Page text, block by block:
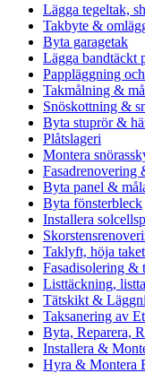
Lägga tegeltak,
Takbyte &
Byta garagetak
Lägga bandtäckt
Pappläggning
Takmålning &
Snöskottning &
Byta stuprör &
Plåtslageri
Montera
Fasadrenovering
Byta panel &
Byta fönsterbleck
Installera
Taklyft, höja
Fasadisolering &
Listtäckning,
Tätskikt &
Taksanering av
Byta, Reparera,
Installera &
Hyra & Montera